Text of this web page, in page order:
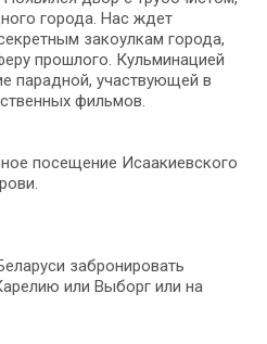
города. Нас ждет
закоулкам города,
прошлого. Кульминацией
парадной, участвующей в
фильмов.
посещение Исаакиевского
забронировать
или Выборг или на